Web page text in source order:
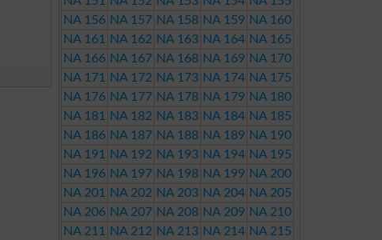
NA 156 NA 157 NA 158 NA 159 NA 160
NA 161
NA 162 NA 163 NA 164 NA 165
NA 166 NA 167 NA 168 NA 169 NA 170
NA 171
NA 172 NA 173 NA 174 NA 175
NA 176 NA 177 NA 178 NA 179 NA 180
NA 181
NA 182 NA 183 NA 184 NA 185
NA 186 NA 187 NA 188 NA 189 NA 190
NA 191
NA 192 NA 193 NA 194 NA 195
NA 196 NA 197 NA 198 NA 199 NA 200
NA 201
NA 202 NA 203 NA 204 NA 205
NA 206 NA 207 NA 208 NA 209 NA 210
NA 211
NA 212 NA 213 NA 214 NA 215